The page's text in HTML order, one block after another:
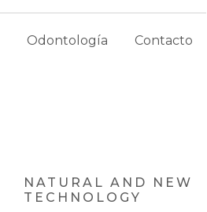
Odontología Contacto
NATURAL AND NEW
TECHNOLOGY